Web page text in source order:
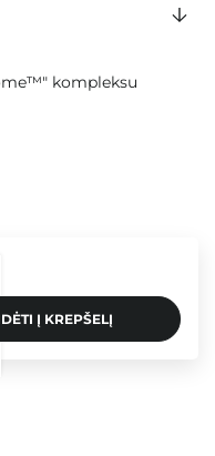
Į KREPŠELĮ
kompleksu